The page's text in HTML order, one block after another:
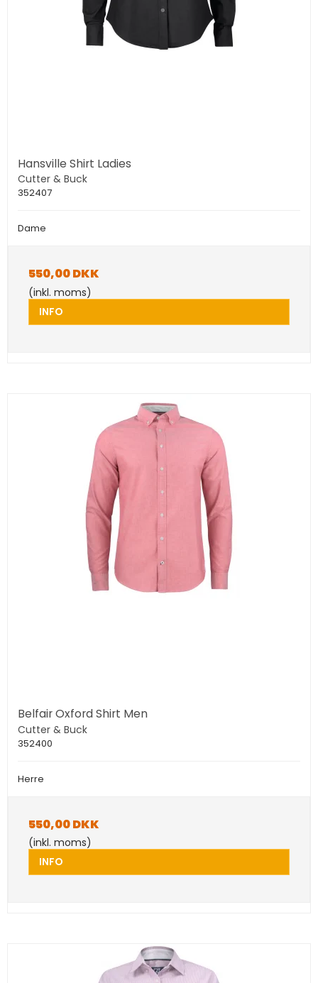
Hansville Shirt Ladies
Cutter & Buck
352407
Dame
550,00 DKK
(inkl. moms)
INFO
Belfair Oxford Shirt Men
Cutter & Buck
352400
Herre
550,00 DKK
(inkl. moms)
INFO